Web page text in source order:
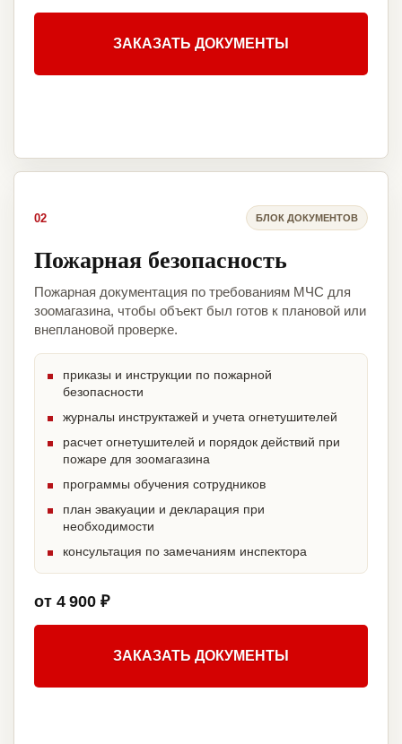
ЗАКАЗАТЬ ДОКУМЕНТЫ
02 БЛОК ДОКУМЕНТОВ
Пожарная безопасность
Пожарная документация по требованиям МЧС для
зоомагазина, чтобы объект был готов к плановой или
внеплановой проверке.
приказы и инструкции по пожарной
безопасности
журналы инструктажей и учета огнетушителей
расчет огнетушителей и порядок действий при
пожаре для зоомагазина
программы обучения сотрудников
план эвакуации и декларация при
необходимости
консультация по замечаниям инспектора
от 4 900 ₽
ЗАКАЗАТЬ ДОКУМЕНТЫ